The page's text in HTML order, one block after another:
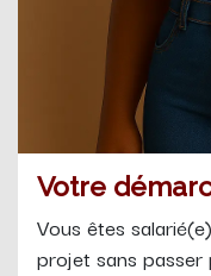
Votre
Vous êtes
projet sans